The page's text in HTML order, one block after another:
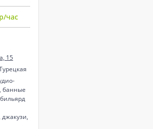
час
15
банные